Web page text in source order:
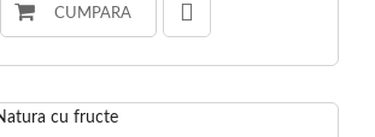
CUMPARA